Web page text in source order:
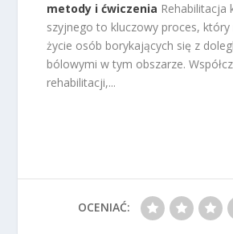
metody i ćwiczenia Rehabilitacja
szyjnego to kluczowy proces,
życie osób borykających się z
bólowymi w tym obszarze.
rehabilitacji,...
OCENIAĆ: